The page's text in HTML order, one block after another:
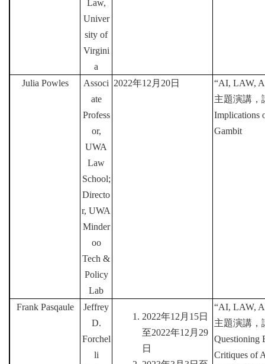
Law,
Univer
sity of
Virgini
a
Julia Powles
Associ
ate
Profess
or,
UWA
Law
School;
Directo
r, UWA
Minder
oo
Tech &
Policy
Lab
2022年12 月 20日
“AI, LAW,
主題演講，
Implications
Gambit
Frank Pasqaule
Jeffrey
D.
Forchel
li
2022年12 月 15日
至2022年12 月 29
日
“AI, LAW,
主題演講，
Questioning
Critiques of